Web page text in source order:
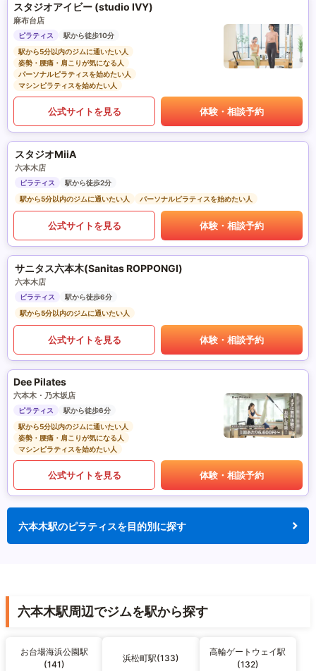
スタジオアイビー (studio IVY)
麻布台店
ピラティス
駅から徒歩10分
駅から5分以内のジムに通いたい人
姿勢・腰痛・肩こりが気になる人
パーソナルピラティスを始めたい人
マシンピラティスを始めたい人
公式サイトを見る 体験・相談予約
スタジオMiiA
六本木店
ピラティス
駅から徒歩2分
駅から5分以内のジムに通いたい人
パーソナルピラティスを始めたい人
公式サイトを見る 体験・相談予約
サニタス六本木(Sanitas ROPPONGI)
六本木店
ピラティス
駅から徒歩6分
駅から5分以内のジムに通いたい人
公式サイトを見る 体験・相談予約
Dee Pilates
六本木・乃木坂店
ピラティス
駅から徒歩6分
駅から5分以内のジムに通いたい人
姿勢・腰痛・肩こりが気になる人
マシンピラティスを始めたい人
公式サイトを見る 体験・相談予約
六本木駅のピラティスを目的別に探す
六本木駅周辺でジムを駅から探す
お台場海浜公園駅
(141)
浜松町駅(133)
高輪ゲートウェイ駅
(132)